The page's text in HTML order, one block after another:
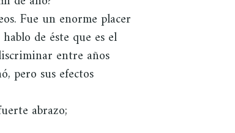
Fue un enorme placer
de éste que es el
entre años
pero sus efectos
abrazo;